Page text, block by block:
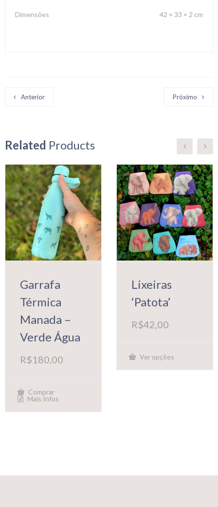
Dimensões 42 × 33 × 2 cm
Anterior Próximo
Related Products
Garrafa
Térmica
Manada –
Verde Água
R$180,00
Comprar
Mais Infos
Lixeiras
‘Patota’
R$42,00
Ver opções
Este
produto